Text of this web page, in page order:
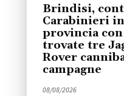
Brindisi,
Carabinieri
provincia
trovate tre
Rover
campagne
08/08/2026